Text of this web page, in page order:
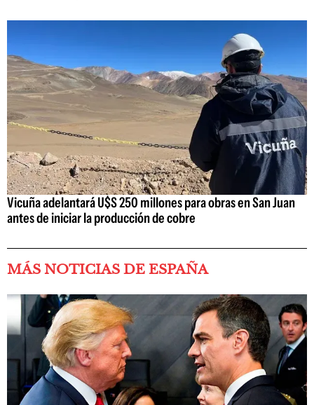
Vicuña adelantará U$S 250 millones para obras en San Juan
antes de iniciar la producción de cobre
MÁS NOTICIAS DE ESPAÑA